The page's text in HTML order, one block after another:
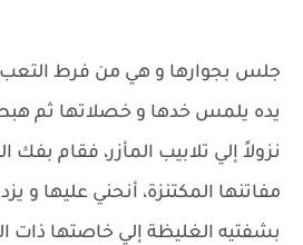
جلس بجوارها و هي من فرط التعب
يده يلمس خدها و خصلاتها ثم هبط
نزولاً إلي تلابيب المأزر، فقام
مفاتنها المكتنزة، أنحني عليها و
بشفتيه الغليظة إلي خاصتها ذات